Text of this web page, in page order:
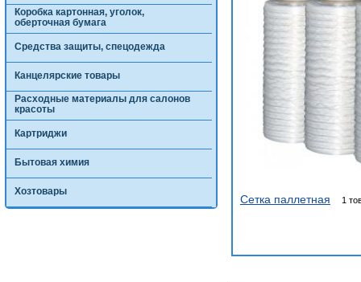
Коробка картонная, уголок,
оберточная бумага
Средства защиты, спецодежда
Канцелярские товары
Расходные материалы для салонов
красоты
Картриджи
Бытовая химия
Хозтовары
Сетка паллетная 1